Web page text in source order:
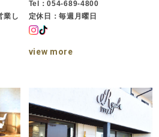
業し
Tel：054-689-4800
定休日：毎週月曜日
view more